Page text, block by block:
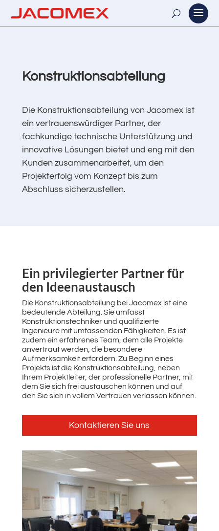
Konstruktionsabteilung
Die Konstruktionsabteilung von Jacomex ist
ein vertrauenswürdiger Partner, der
fachkundige technische Unterstützung und
innovative Lösungen bietet und eng mit den
Kunden zusammenarbeitet, um den
Projekterfolg vom Konzept bis zum
Abschluss sicherzustellen.
Ein privilegierter Partner für
den Ideenaustausch
Die Konstruktionsabteilung bei Jacomex ist eine
bedeutende Abteilung. Sie umfasst
Konstruktionstechniker und qualifizierte
Ingenieure mit umfassenden Fähigkeiten. Es ist
zudem ein erfahrenes Team, dem alle Projekte
anvertraut werden, die besondere
Aufmerksamkeit erfordern. Zu Beginn eines
Projekts ist die Konstruktionsabteilung, neben
Ihrem Projektleiter, der professionelle Partner, mit
dem Sie sich frei austauschen können und auf
den Sie sich in vollem Vertrauen verlassen können.
Kontaktieren Sie uns